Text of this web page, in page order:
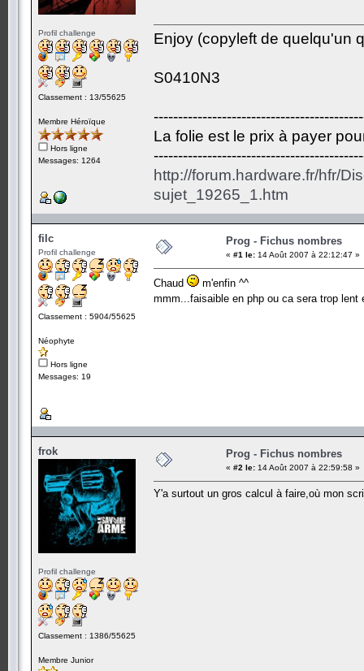
Profil challenge
Classement : 13/55625
Membre Héroïque
Hors ligne
Messages: 1264
Enjoy (copyleft de quelqu'un
S0410N3
La folie est le prix à payer
http://forum.hardware.fr/hfr/
sujet_19265_1.htm
filc
Profil challenge
Classement : 5904/55625
Néophyte
Hors ligne
Messages: 19
Prog - Fichus nombres
« #1 le: 14 Août 2007 à 22:12:47 »
Chaud
m'enfin ^^
mmm...faisaible en php ou ca sera trop
frok
Profil challenge
Classement : 1386/55625
Membre Junior
Prog - Fichus nombres
« #2 le: 14 Août 2007 à 22:59:58 »
Y'a surtout un gros calcul à faire,où mon